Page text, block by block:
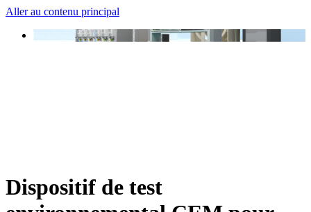
Aller au contenu principal
Dispositif de test